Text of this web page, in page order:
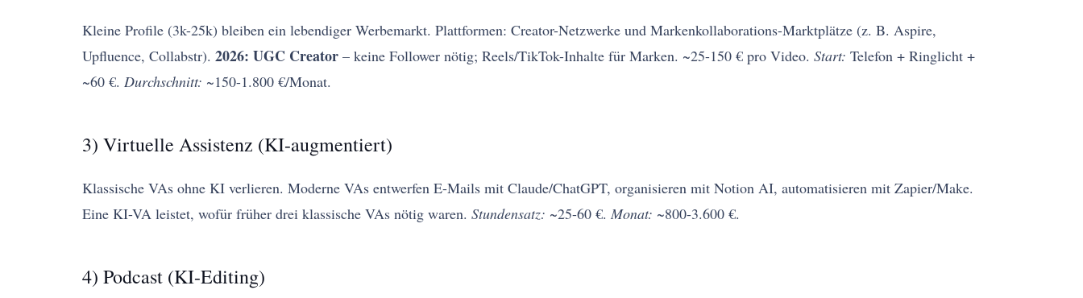
Kleine Profile (3k-25k) bleiben ein lebendiger Werbemarkt. Plattformen: Creator-Netzwerke und Markenkollaborations-Marktplätze (z. B. Aspire,
Upfluence, Collabstr). 2026: UGC Creator – keine Follower nötig; Reels/TikTok-Inhalte für Marken. ~25-150 € pro Video. Start: Telefon + Ringlicht +
~60 €. Durchschnitt: ~150-1.800 €/Monat.
3) Virtuelle Assistenz (KI-augmentiert)
Klassische VAs ohne KI verlieren. Moderne VAs entwerfen E-Mails mit Claude/ChatGPT, organisieren mit Notion AI, automatisieren mit Zapier/Make.
Eine KI-VA leistet, wofür früher drei klassische VAs nötig waren. Stundensatz: ~25-60 €. Monat: ~800-3.600 €.
4) Podcast (KI-Editing)